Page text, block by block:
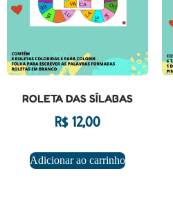
ROLETA DAS SÍLABAS
R$12,00
Adicionar ao carrinho